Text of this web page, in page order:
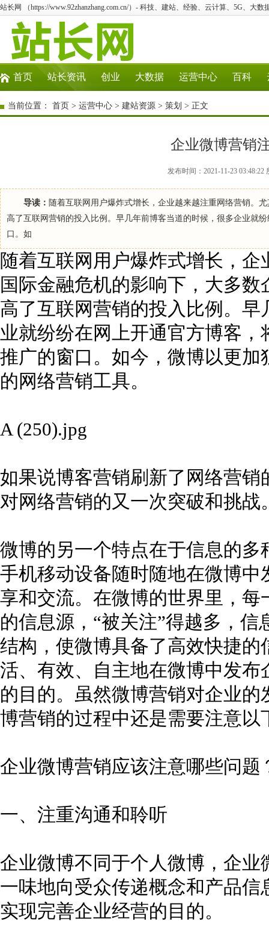
站长网 （https://www.92zhanzhang.com.cn/）- 科技、建站、经验、云计算、5G、大数
首页 站长资讯 创业 大数据 运营中心 百科
当前位置： 首页 > 运营中心 > 建站资源 > 策划 > 正文
企业微博营销
发布时间：2021-11-23
导读： 随着互联网用户爆炸式增长，企业越来越注重网络营销。
高了互联网营销的投入比例。早几年前博客当道的时候，很多企业就
口。如
随着互联网用户爆炸式增长，
国际金融危机的影响下，大多
高了互联网营销的投入比例。
业就纷纷在网上开通官方博客
推广的窗口。如今，微博以更
的网络营销工具。
A (250).jpg
如果说博客营销刷新了网络营
对网络营销的又一次突破和挑
微博的另一个特点在于信息的
手机移动设备随时随地在微博
享和交流。在微博的世界里，
的信息源，“被关注”得越多，
结构，使微博具备了高效快捷
活、有效、自主地在微博中发
的目的。虽然微博营销对企业
博营销的过程中还是需要注意
企业微博营销应该注意哪些问
一、注重沟通和聆听
企业微博不同于个人微博，企
一味地向受众传递概念和产品
实现完善企业经营的目的。